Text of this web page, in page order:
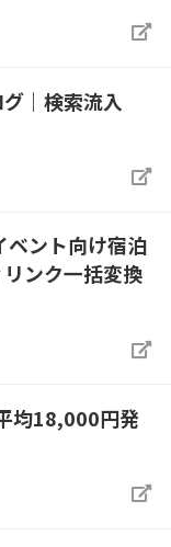
｜検索流入
ベント向け宿泊
ンク一括変換
均18,000円発